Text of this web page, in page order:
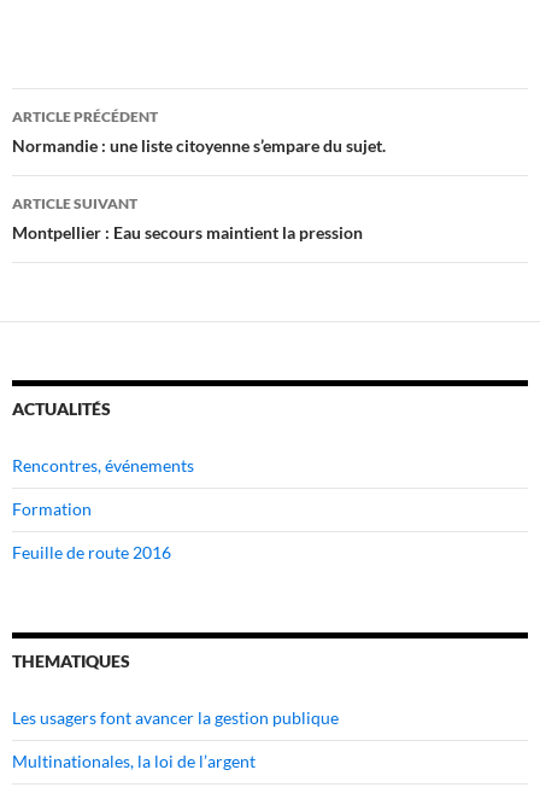
Navigation
des
articles
ARTICLE PRÉCÉDENT
Normandie : une liste citoyenne s’empare du sujet.
ARTICLE SUIVANT
Montpellier : Eau secours maintient la pression
ACTUALITÉS
Rencontres, événements
Formation
Feuille de route 2016
THEMATIQUES
Les usagers font avancer la gestion publique
Multinationales, la loi de l’argent